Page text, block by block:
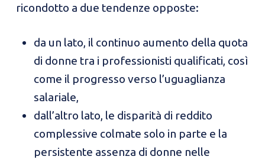
ricondotto a due tendenze opposte:
da un lato, il continuo aumento della quota
di donne tra i professionisti qualificati, così
come il progresso verso l’uguaglianza
salariale,
dall’altro lato, le disparità di reddito
complessive colmate solo in parte e la
persistente assenza di donne nelle